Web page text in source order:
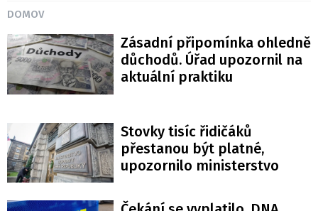
DOMOV
Zásadní připomínka ohledně
důchodů. Úřad upozornil na
aktuální praktiku
Stovky tisíc řidičáků
přestanou být platné,
upozornilo ministerstvo